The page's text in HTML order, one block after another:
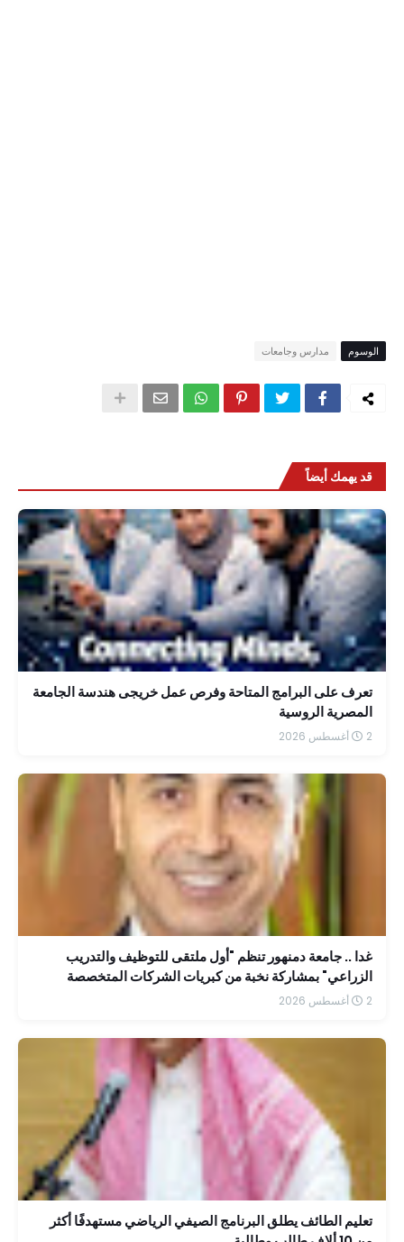
الوسوم مدارس وجامعات
قد يهمك أيضاً
تعرف على البرامج المتاحة وفرص عمل خريجى هندسة الجامعة
المصرية الروسية
2 أغسطس 2026
غدا .. جامعة دمنهور تنظم "أول ملتقى للتوظيف والتدريب
الزراعي" بمشاركة نخبة من كبريات الشركات المتخصصة
2 أغسطس 2026
تعليم الطائف يطلق البرنامج الصيفي الرياضي مستهدفًا أكثر